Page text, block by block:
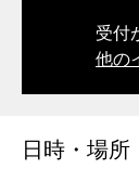
受付
他の
日時・場所